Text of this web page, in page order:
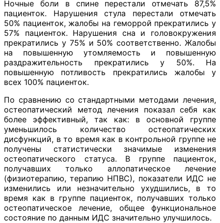
Ночные боли в спине перестали отмечать 87,5%
пациенток. Нарушения стула перестали отмечать
50% пациенток, жалобы на геморрой прекратились у
57% пациенток. Нарушения сна и головокружения
прекратились у 75% и 50% соответственно. Жалобы
на повышенную утомляемость и повышенную
раздражительность прекратились у 50%. На
повышенную потливость прекратились жалобы у
всех 100% пациенток.
По сравнению со стандартными методами лечения,
остеопатический метод лечения показал себя как
более эффективный, так как: в основной группе
уменьшилось количество остеопатических
дисфункций, в то время как в контрольной группе не
получены статистически значимые изменения
остеопатического статуса. В группе пациенток,
получавших только аллопатическое лечение
(физиотерапию, терапию НПВС), показатели ИДС не
изменились или незначительно ухудшились, в то
время как в группе пациенток, получавших только
остеопатическое лечение, общее функциональное
состояние по данным ИДС значительно улучшилось.